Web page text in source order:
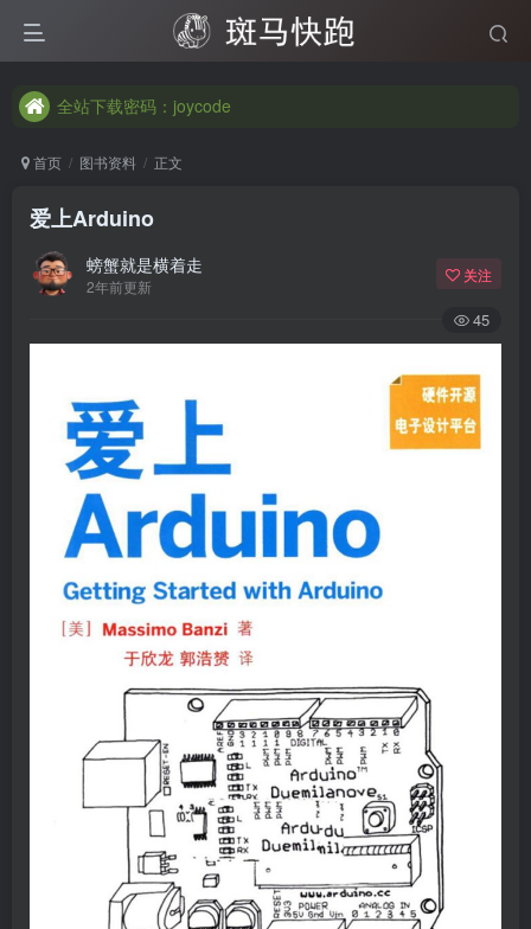
全站下载密码：joycode
全站下载密码：joycode
全站下载密码：joycode
首页 图书资料 正文
爱上Arduino
螃蟹就是横着走
2年前更新
关注
45